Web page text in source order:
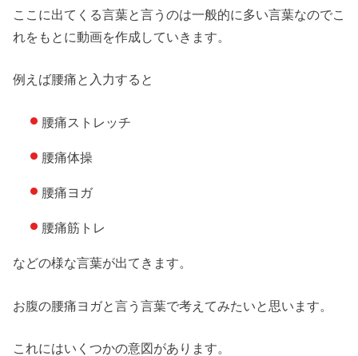
ここに出てくる言葉と言うのは一般的に多い言葉なのでこ
れをもとに動画を作成していきます。
例えば腰痛と入力すると
腰痛ストレッチ
腰痛体操
腰痛ヨガ
腰痛筋トレ
などの様な言葉が出てきます。
お腹の腰痛ヨガと言う言葉で考えてみたいと思います。
これにはいくつかの意図があります。